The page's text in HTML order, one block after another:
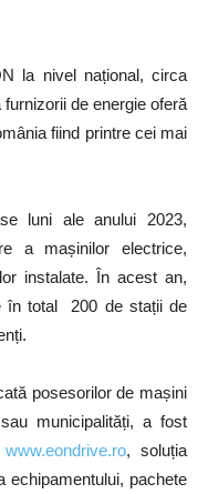
la nivel național, circa
de energie oferă
fiind printre cei mai
luni ale anului 2023,
a mașinilor electrice,
instalate. În acest an,
în total 200 de stații de
posesorilor de mașini
municipalități, a fost
www.eondrive.ro, soluția
echipamentului, pachete